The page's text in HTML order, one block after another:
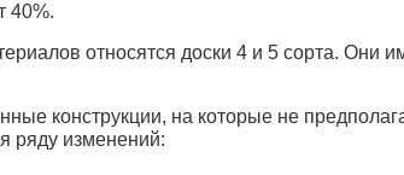
40%.
относятся доски 4 и 5 сорта. Они
конструкции, на которые не
ряду изменений: